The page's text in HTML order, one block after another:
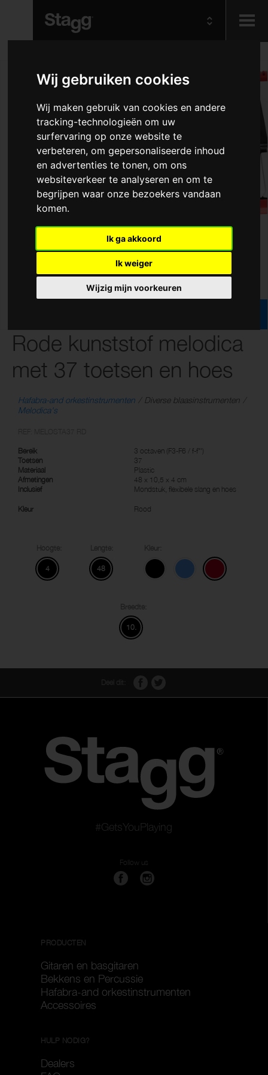
Wij gebruiken cookies
Wij maken gebruik van cookies en andere
tracking-technologieën om uw
surfervaring op onze website te
verbeteren, om gepersonaliseerde inhoud
en advertenties te tonen, om ons
websiteverkeer te analyseren en om te
begrijpen waar onze bezoekers vandaan
komen.
Ik ga akkoord
Ik weiger
Wijzig mijn voorkeuren
Lighting
Rode kunststof melodica
met 37 toetsen en hoes
Hafabra-and orkestinstrumenten
Diverse blaasinstrumenten
Melodica's
Bereik
3 octaven (F3-F6 / f-f"')
Toetsen
37
Materiaal
Plastic
Afmetingen
48 x 10,5 x 4 cm
Inclusief
Mondstuk, flexibele slang en hoes
Kleur Rood
4 48
10.
#GetsYouPlaying
Follow us
PRODUCTEN
Gitaren en basgitaren
Bekkens en Percussie
Hafabra-and orkestinstrumenten
Accessoires
HULP NODIG?
Dealers